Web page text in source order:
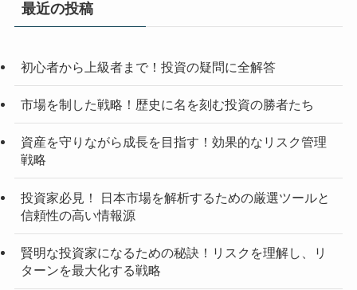
最近の投稿
初心者から上級者まで！投資の疑問に全解答
市場を制した戦略！歴史に名を刻む投資の勝者たち
資産を守りながら成長を目指す！効果的なリスク管理
戦略
投資家必見！ 日本市場を解析するための厳選ツールと
信頼性の高い情報源
賢明な投資家になるための秘訣！リスクを理解し、リ
ターンを最大化する戦略